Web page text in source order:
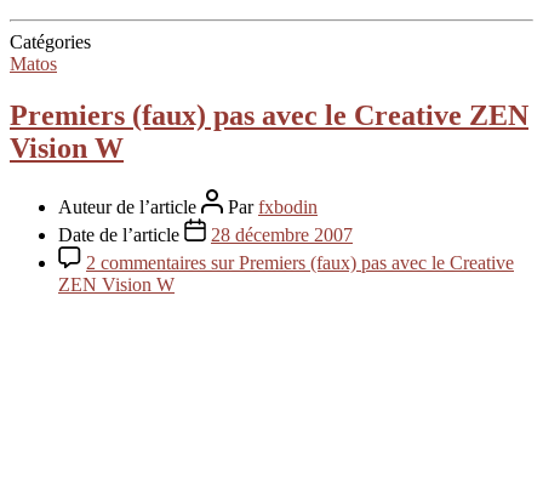
Catégories
Matos
Premiers (faux) pas avec le Creative ZEN
Vision W
Auteur de l’article Parfxbodin
Date de l’article
28 décembre 2007
2 commentaires sur Premiers (faux) pas avec le Creative
ZEN Vision W